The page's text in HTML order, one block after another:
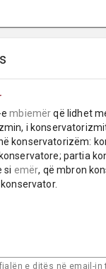
e mbiemër që lidhet
i
konservatorizëm:
partia
si emër, që mbron
e ditës në email-in